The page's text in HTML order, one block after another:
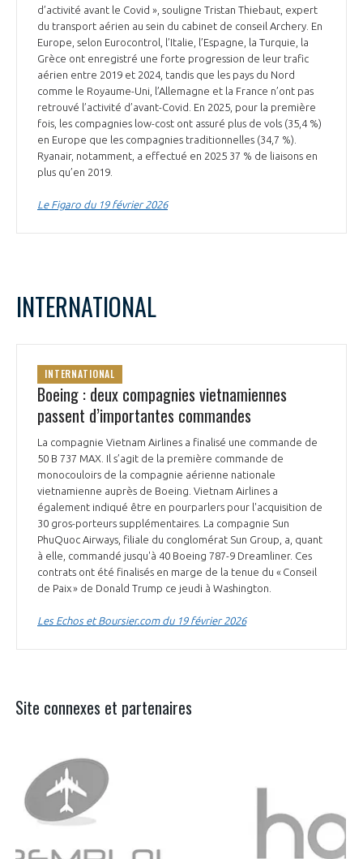
d’activité avant le Covid », souligne Tristan Thiebaut, expert
du transport aérien au sein du cabinet de conseil Archery. En
Europe, selon Eurocontrol, l’Italie, l’Espagne, la Turquie, la
Grèce ont enregistré une forte progression de leur trafic
aérien entre 2019 et 2024, tandis que les pays du Nord
comme le Royaume-Uni, l’Allemagne et la France n’ont pas
retrouvé l’activité d’avant-Covid. En 2025, pour la première
fois, les compagnies low-cost ont assuré plus de vols (35,4 %)
en Europe que les compagnies traditionnelles (34,7 %).
Ryanair, notamment, a effectué en 2025 37 % de liaisons en
plus qu’en 2019.
Le Figaro du 19 février 2026
INTERNATIONAL
INTERNATIONAL
Boeing : deux compagnies vietnamiennes
passent d’importantes commandes
La compagnie Vietnam Airlines a finalisé une commande de
50 B 737 MAX. Il s’agit de la première commande de
monocouloirs de la compagnie aérienne nationale
vietnamienne auprès de Boeing. Vietnam Airlines a
également indiqué être en pourparlers pour l'acquisition de
30 gros-porteurs supplémentaires. La compagnie Sun
PhuQuoc Airways, filiale du conglomérat Sun Group, a, quant
à elle, commandé jusqu'à 40 Boeing 787-9 Dreamliner. Ces
contrats ont été finalisés en marge de la tenue du « Conseil
de Paix » de Donald Trump ce jeudi à Washington.
Les Echos et Boursier.com du 19 février 2026
Site connexes et partenaires